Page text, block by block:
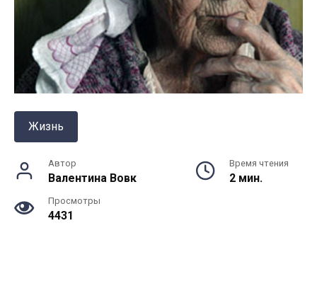
Жизнь
Автор
Валентина Вовк
Время чтения
2 мин.
Просмотры
4431